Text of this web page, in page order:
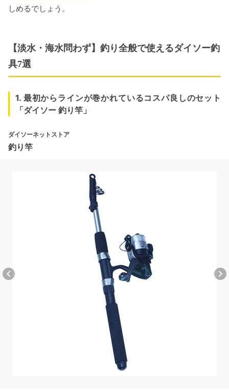
しめるでしょう。
【淡水・海水問わず】釣り全般で使えるダイソー釣
具7選
1. 最初からラインが巻かれているコスパ良しのセット
「ダイソー 釣り竿」
ダイソーネットストア
釣り竿